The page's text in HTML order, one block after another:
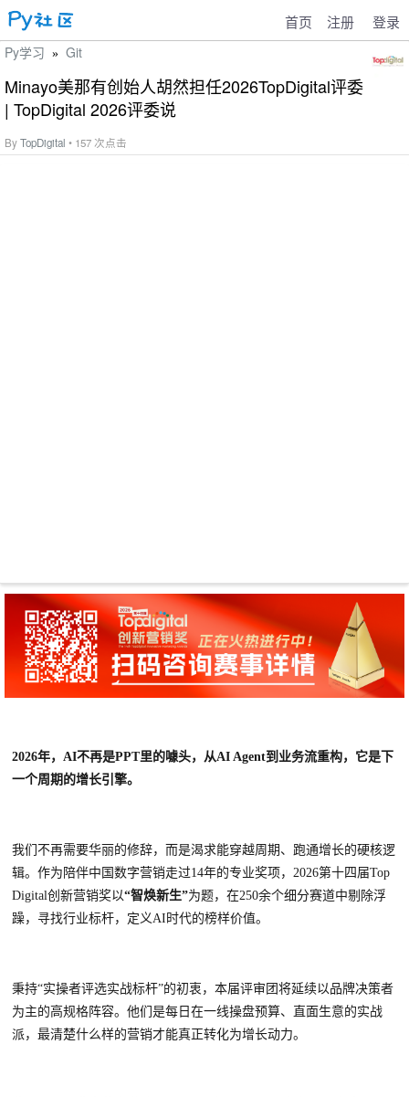
首页 注册 登录
Py学习 » Git
Minayo美那有创始人胡然担任2026TopDigital评委
| TopDigital 2026评委说
ByTopDigital • 157 次点击
2026年，AI不再是PPT里的噱头，从AI Agent到业务流重构，它是下
一个周期的增长引擎。
我们不再需要华丽的修辞，而是渴求能穿越周期、跑通增长的硬核逻
辑。作为陪伴中国数字营销走过14年的专业奖项，2026第十四届Top
Digital创新营销奖以“智焕新生”为题，在250余个细分赛道中剔除浮
躁，寻找行业标杆，定义AI时代的榜样价值。
秉持“实操者评选实战标杆”的初衷， 本届评审团将延续以品牌决策者
为主的高规格阵容。他们是每日在一线操盘预算、直面生意的实战
派，最清楚什么样的营销才能真正转化为增长动力。